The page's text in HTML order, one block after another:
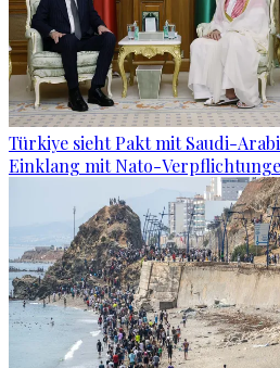
Türkiye sieht Pakt mit Saudi-
Einklang mit Nato-